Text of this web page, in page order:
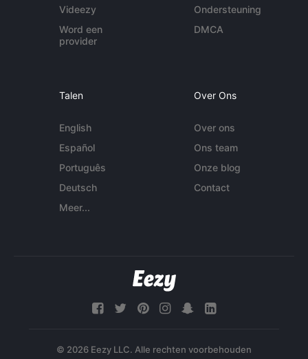
Videezy
Word een
provider
Ondersteuning
DMCA
Talen
English
Español
Português
Deutsch
Meer...
Over Ons
Over ons
Ons team
Onze blog
Contact
© 2026 Eezy LLC. Alle rechten voorbehouden